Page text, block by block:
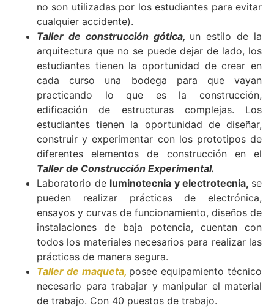
no son utilizadas por los estudiantes para evitar
cualquier accidente).
Taller de construcción gótica, un estilo de la
arquitectura que no se puede dejar de lado, los
estudiantes tienen la oportunidad de crear en
cada curso una bodega para que vayan
practicando lo que es la construcción,
edificación de estructuras complejas. Los
estudiantes tienen la oportunidad de diseñar,
construir y experimentar con los prototipos de
diferentes elementos de construcción en el
Taller de Construcción Experimental.
Laboratorio de luminotecnia y electrotecnia, se
pueden realizar prácticas de electrónica,
ensayos y curvas de funcionamiento, diseños de
instalaciones de baja potencia, cuentan con
todos los materiales necesarios para realizar las
prácticas de manera segura.
Taller de maqueta, posee equipamiento técnico
necesario para trabajar y manipular el material
de trabajo. Con 40 puestos de trabajo.